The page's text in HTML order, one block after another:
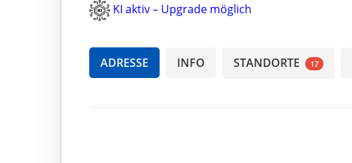
KI aktiv – Upgrade möglich
ADRESSE INFO STANDORTE 17